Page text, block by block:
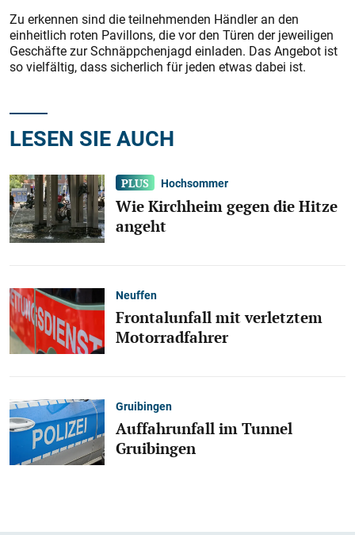
Zu erkennen sind die teilnehmenden Händler an den
einheitlich roten Pavillons, die vor den Türen der jeweiligen
Geschäfte zur Schnäppchenjagd einladen. Das Angebot ist
so vielfältig, dass sicherlich für jeden etwas dabei ist.
LESEN SIE AUCH
Hochsommer
Wie Kirchheim gegen die Hitze
angeht
Neuffen
Frontalunfall mit verletztem
Motorradfahrer
Gruibingen
Auffahrunfall im Tunnel
Gruibingen